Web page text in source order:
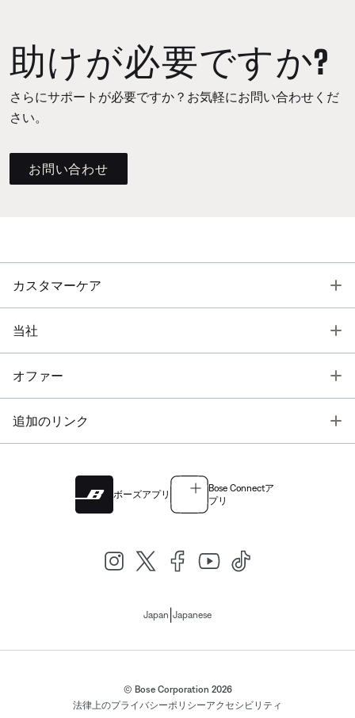
助けが必要ですか?
さらにサポートが必要ですか？お気軽にお問い合わせくだ
さい。
お問い合わせ
カスタマーケア
当社
オファー
追加のリンク
ボーズアプリ
Bose Connectア
プリ
Japan Japanese
© Bose Corporation 2026
法律上のプライバシーポリシーアクセシビリティ